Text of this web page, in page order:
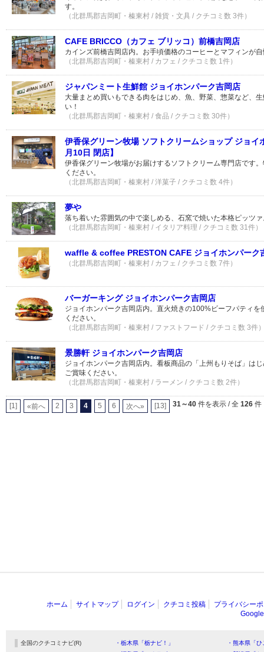
す。
（北群馬郡吉岡町・榛東村 / 雑貨・文具 / クチコミ数 3件）
CAFE BRICCO（カフェ ブリッコ）前橋吉岡店
カインズ前橋吉岡店内。お手頃価格のコーヒーとマフィンが
（北群馬郡吉岡町・榛東村 / カフェ / クチコミ数 1件）
ジャパンミート生鮮館 ジョイホンパーク吉岡店
大量まとめ買いもできる肉をはじめ、魚、野菜、惣菜など、
い！
（北群馬郡吉岡町・榛東村 / 食品 / クチコミ数 30件）
伊香保グリーン牧場 ソフトクリームショップ ジョイ
月10日 閉店】
伊香保グリーン牧場がお届けするソフトクリーム専門店です
ください。
（北群馬郡吉岡町・榛東村 / 洋菓子 / クチコミ数 4件）
夢や
落ち着いた雰囲気の中で楽しめる、石窯で焼いた本格ピッツ
（北群馬郡吉岡町・榛東村 / イタリア料理 / クチコミ数 31件）
waffle & coffee PRESTON CAFE ジョイホンパーク
（北群馬郡吉岡町・榛東村 / カフェ / クチコミ数 7件）
バーガーキング ジョイホンパーク吉岡店
ジョイホンパーク吉岡店内。直火焼きの100%ビーフパティを
ください。
（北群馬郡吉岡町・榛東村 / ファストフード / クチコミ数 3件
景勝軒 ジョイホンパーク吉岡店
ジョイホンパーク吉岡店内。看板商品の「上州もりそば」は
ご賞味ください。
（北群馬郡吉岡町・榛東村 / ラーメン / クチコミ数 2件）
[1] «前へ 2 3 4 5 6 次へ» [13] 31～40 件を表示 / 全 126 件
ホーム サイトマップ ログイン クチコミ投稿
プライバシー
全国のクチコミナビ(R) ・栃木県「栃ナビ！」
・熊本県「